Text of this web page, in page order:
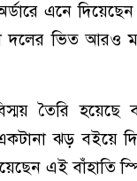
অর্ডারে এনে
দলের ভিত আরও
তৈরি হয়েছে
একটানা ঝড় বইয়ে
এই বাঁহাতি